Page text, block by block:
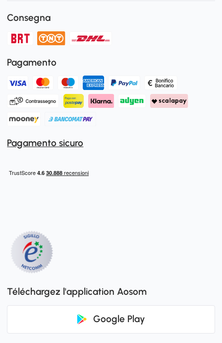
Consegna
Pagamento
Pagamento sicuro
Téléchargez l'application Aosom
Google Play